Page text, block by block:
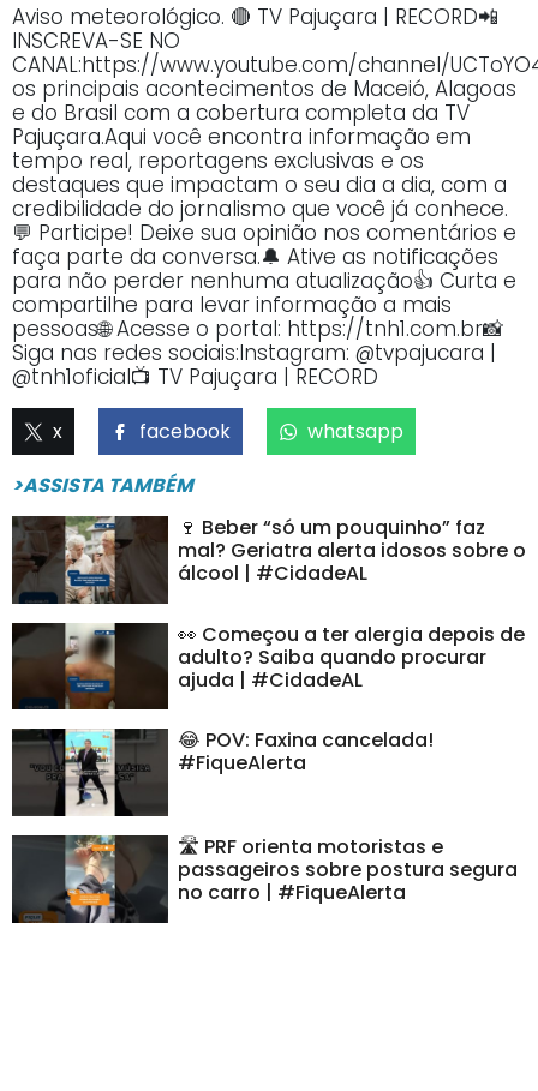
Aviso meteorológico. 🔴 TV Pajuçara | RECORD📲
INSCREVA-SE NO
CANAL:https://www.youtube.com/channel/
os principais acontecimentos de Maceió, Alagoas
e do Brasil com a cobertura completa da TV
Pajuçara.Aqui você encontra informação em
tempo real, reportagens exclusivas e os
destaques que impactam o seu dia a dia, com a
credibilidade do jornalismo que você já conhece.
💬 Participe! Deixe sua opinião nos comentários e
faça parte da conversa.🔔 Ative as notificações
para não perder nenhuma atualização👍 Curta e
compartilhe para levar informação a mais
pessoas🌐 Acesse o portal: https://tnh1.com.br📸
Siga nas redes sociais:Instagram: @tvpajucara |
@tnh1oficial📺 TV Pajuçara | RECORD
x facebook
whatsapp
>ASSISTA TAMBÉM
🍷 Beber “só um pouquinho” faz
mal? Geriatra alerta idosos sobre o
álcool | #CidadeAL
👀 Começou a ter alergia depois de
adulto? Saiba quando procurar
ajuda | #CidadeAL
😂 POV: Faxina cancelada!
#FiqueAlerta
🛣️ PRF orienta motoristas e
passageiros sobre postura segura
no carro | #FiqueAlerta